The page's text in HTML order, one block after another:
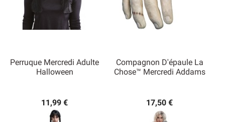
Perruque Mercredi Adulte
Halloween
11,99 €
Compagnon D'épaule La
Chose™ Mercredi Addams
17,50 €